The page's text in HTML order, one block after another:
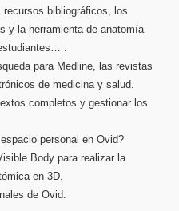
recursos bibliográficos, los
y la herramienta de anatomía
.
para Medline, las revistas
de medicina y salud.
completos y gestionar los
personal en Ovid?
Body para realizar la
en 3D.
de Ovid.